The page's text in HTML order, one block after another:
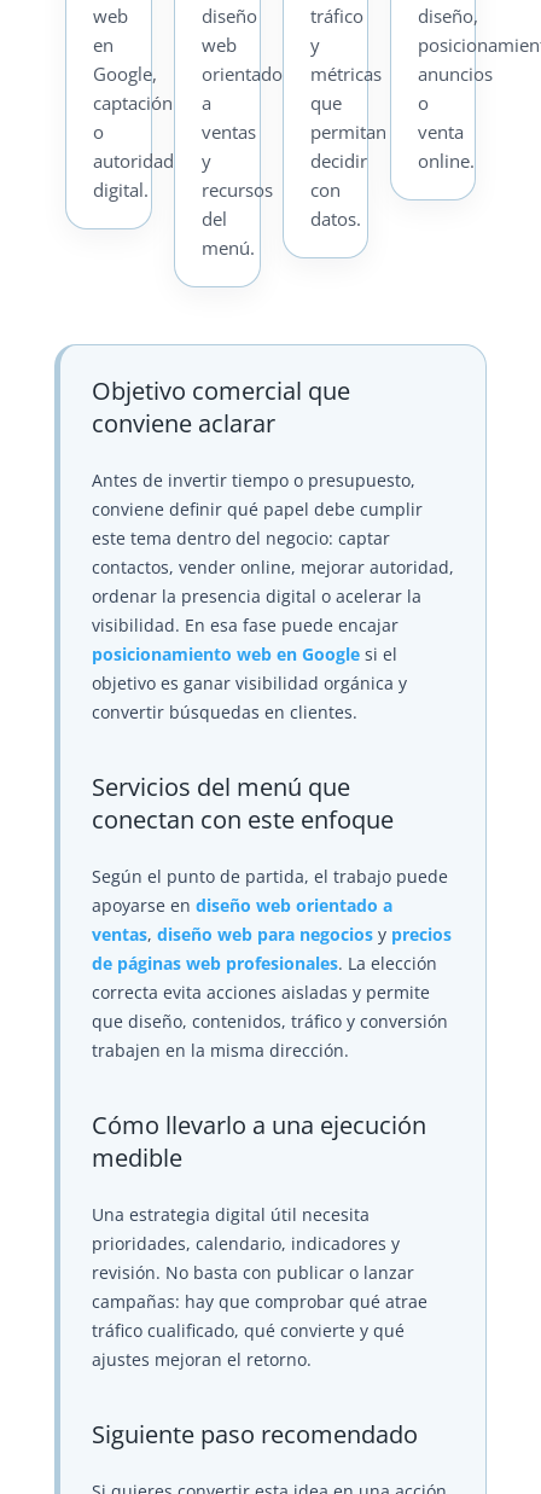
web
en
Google,
captación
o
autoridad
digital.
diseño
web
orientado
a
ventas
y
recursos
del
menú.
tráfico
y
métricas
que
permitan
decidir
con
datos.
diseño,
anuncios
o
venta
online.
Objetivo comercial que
conviene aclarar
Antes de invertir tiempo o presupuesto,
conviene definir qué papel debe cumplir
este tema dentro del negocio: captar
contactos, vender online, mejorar autoridad,
ordenar la presencia digital o acelerar la
visibilidad. En esa fase puede encajar
posicionamiento web en Googlesi el
objetivo es ganar visibilidad orgánica y
convertir búsquedas en clientes.
Servicios del menú que
conectan con este enfoque
Según el punto de partida, el trabajo puede
apoyarse en diseño web orientado a
ventas, diseño web para negociosy precios
de páginas web profesionales. La elección
correcta evita acciones aisladas y permite
que diseño, contenidos, tráfico y conversión
trabajen en la misma dirección.
Cómo llevarlo a una ejecución
medible
Una estrategia digital útil necesita
prioridades, calendario, indicadores y
revisión. No basta con publicar o lanzar
campañas: hay que comprobar qué atrae
tráfico cualificado, qué convierte y qué
ajustes mejoran el retorno.
Siguiente paso recomendado